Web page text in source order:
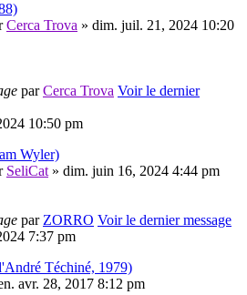
Cerca Trova » dim. juil. 21, 2024 10:20
parCerca Trova Voir le dernier
10:50 pm
Wyler)
SeliCat» dim. juin 16, 2024 4:44 pm
parZORRO Voir le dernier message
7:37 pm
Téchiné, 1979)
avr. 28, 2017 8:12 pm